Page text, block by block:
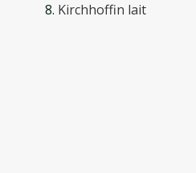
Kirchhoffin lait